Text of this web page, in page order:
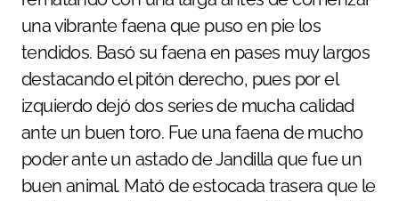
una vibrante faena que puso en pie los
tendidos. Basó su faena en pases muy largos
destacando el pitón derecho, pues por el
izquierdo dejó dos series de mucha calidad
ante un buen toro. Fue una faena de mucho
poder ante un astado de Jandilla que fue un
buen animal. Mató de estocada trasera que le